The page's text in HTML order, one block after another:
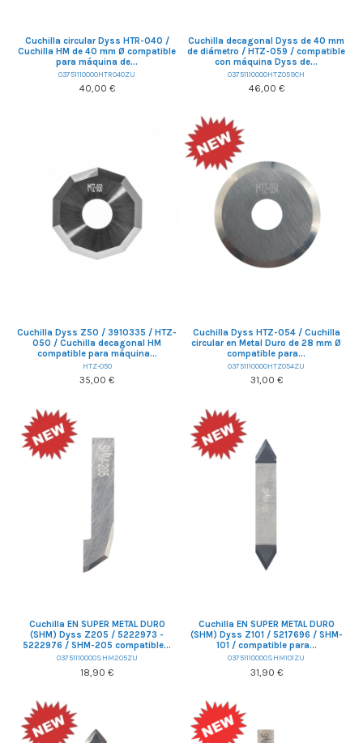
Cuchilla circular Dyss HTR-040 /
Cuchilla HM de 40 mm Ø compatible
para máquina de...
03751110000HTR040ZU
40,00 €
Cuchilla decagonal Dyss de 40 mm
de diámetro / HTZ-059 / compatible
con máquina Dyss de...
03751110000HTZ059CH
46,00 €
Cuchilla Dyss Z50 / 3910335 / HTZ-
050 / Cuchilla decagonal HM
compatible para máquina...
HTZ-050
35,00 €
Cuchilla Dyss HTZ-054 / Cuchilla
circular en Metal Duro de 28 mm Ø
compatible para...
03751110000HTZ054ZU
31,00 €
Cuchilla EN SUPER METAL DURO
(SHM) Dyss Z205 / 5222973 -
5222976 / SHM-205 compatible...
03751110000SHM205ZU
18,90 €
Cuchilla EN SUPER METAL DURO
(SHM) Dyss Z101 / 5217696 / SHM-
101 / compatible para...
03751110000SHM101ZU
31,90 €